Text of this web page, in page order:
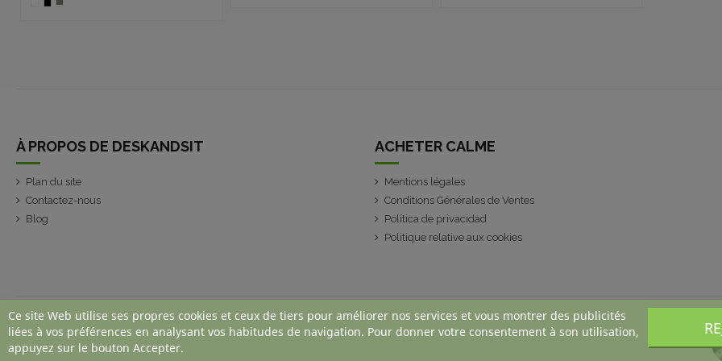
À PROPOS DE DESKANDSIT
Plan du site
Contactez-nous
Blog
ACHETER CALME
Mentions légales
Conditions Générales de Ventes
Política de privacidad
Politique relative aux cookies
Ce site Web utilise ses propres cookies et ceux de tiers pour améliorer nos services et vous montrer des publicités
liées à vos préférences en analysant vos habitudes de navigation. Pour donner votre consentement à son utilisation,
appuyez sur le bouton Accepter.